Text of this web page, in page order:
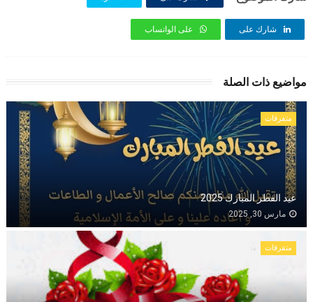
شارك على على الواتساب
مواضيع ذات الصلة
متفرقات
عيد الفطر المبارك 2025
مارس 30, 2025
متفرقات